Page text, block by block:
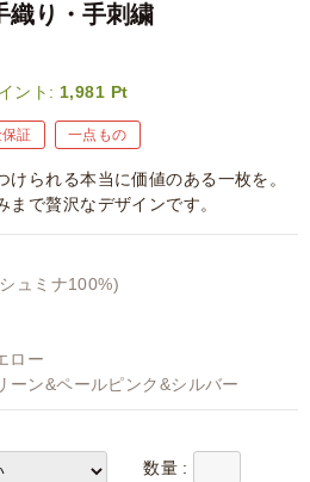
織り・手刺繍
ント: 1,981 Pt
証 一点もの
られる本当に価値のある一枚を。
で贅沢なデザインです。
ュミナ100%)
ロー
ーン&ペールピンク&シルバー
数量 :